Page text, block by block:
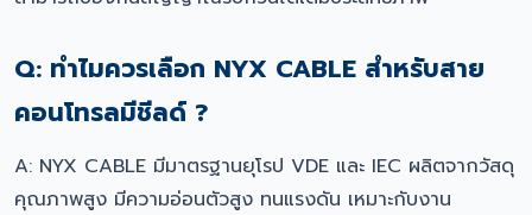
Q: ทำไมควรเลือก NYX CABLE สำหรับสาย
คอนโทรลมีชีลด์ ?
A: NYX CABLE มีมาตรฐานยุโรป VDE และ IEC ผลิตจากวัสดุ
คุณภาพสูง มีความอ่อนตัวสูง ทนแรงดัน เหมาะกับงาน